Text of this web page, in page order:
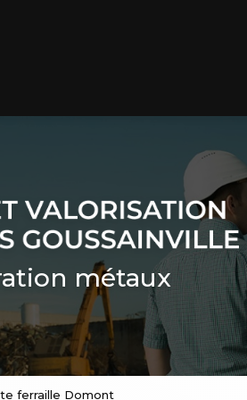
métaux
ferraille Domont